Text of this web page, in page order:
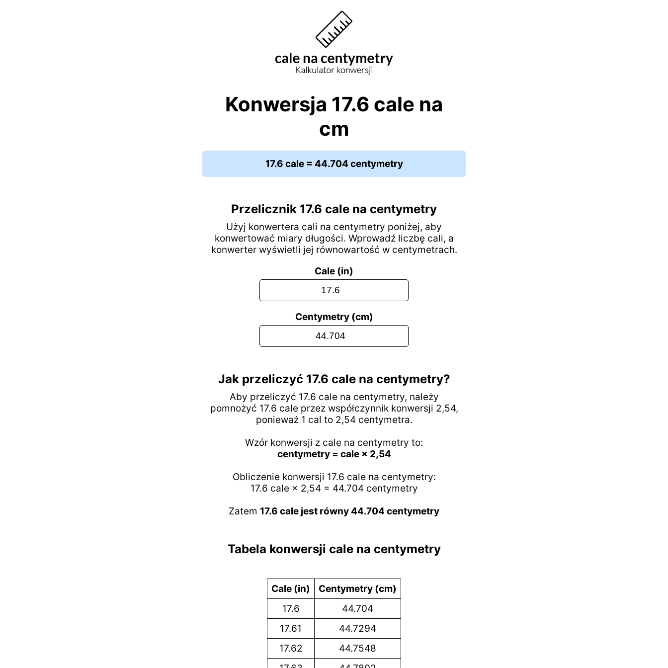
Konwersja 17.6 cale na
cm
17.6 cale = 44.704 centymetry
Przelicznik 17.6 cale na centymetry
Użyj konwertera cali na centymetry poniżej, aby
konwertować miary długości. Wprowadź liczbę cali, a
konwerter wyświetli jej równowartość w centymetrach.
Cale (in)
Centymetry (cm)
Jak przeliczyć 17.6 cale na centymetry?
Aby przeliczyć 17.6 cale na centymetry, należy
pomnożyć 17.6 cale przez współczynnik konwersji 2,54,
ponieważ 1 cal to 2,54 centymetra.
Wzór konwersji z cale na centymetry to:
centymetry = cale × 2,54
Obliczenie konwersji 17.6 cale na centymetry:
17.6 cale × 2,54 = 44.704 centymetry
Zatem 17.6 cale jest równy 44.704 centymetry
Tabela konwersji cale na centymetry
Cale (in)
Centymetry (cm)
17.6
44.704
17.61
44.7294
17.62
44.7548